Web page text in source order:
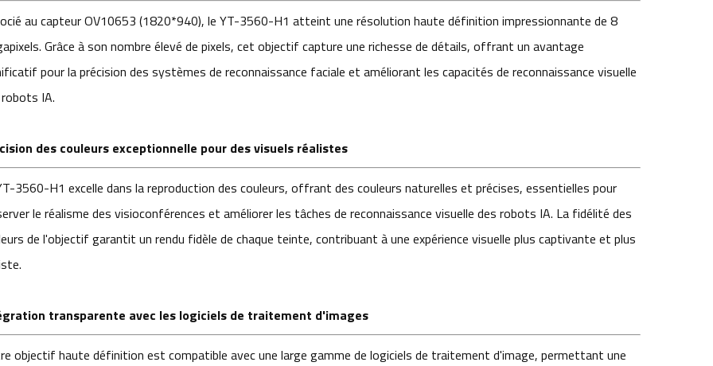
au capteur OV10653 (1820*940), le YT-3560-H1 atteint une résolution haute définition impressionnante de 8
Grâce à son nombre élevé de pixels, cet objectif capture une richesse de détails, offrant un avantage
pour la précision des systèmes de reconnaissance faciale et améliorant les capacités de reconnaissance visuelle
IA.
des couleurs exceptionnelle pour des visuels réalistes
3560-H1 excelle dans la reproduction des couleurs, offrant des couleurs naturelles et précises, essentielles pour
le réalisme des visioconférences et améliorer les tâches de reconnaissance visuelle des robots IA. La fidélité des
de l'objectif garantit un rendu fidèle de chaque teinte, contribuant à une expérience visuelle plus captivante et plus
transparente avec les logiciels de traitement d'images
objectif haute définition est compatible avec une large gamme de logiciels de traitement d'image, permettant une